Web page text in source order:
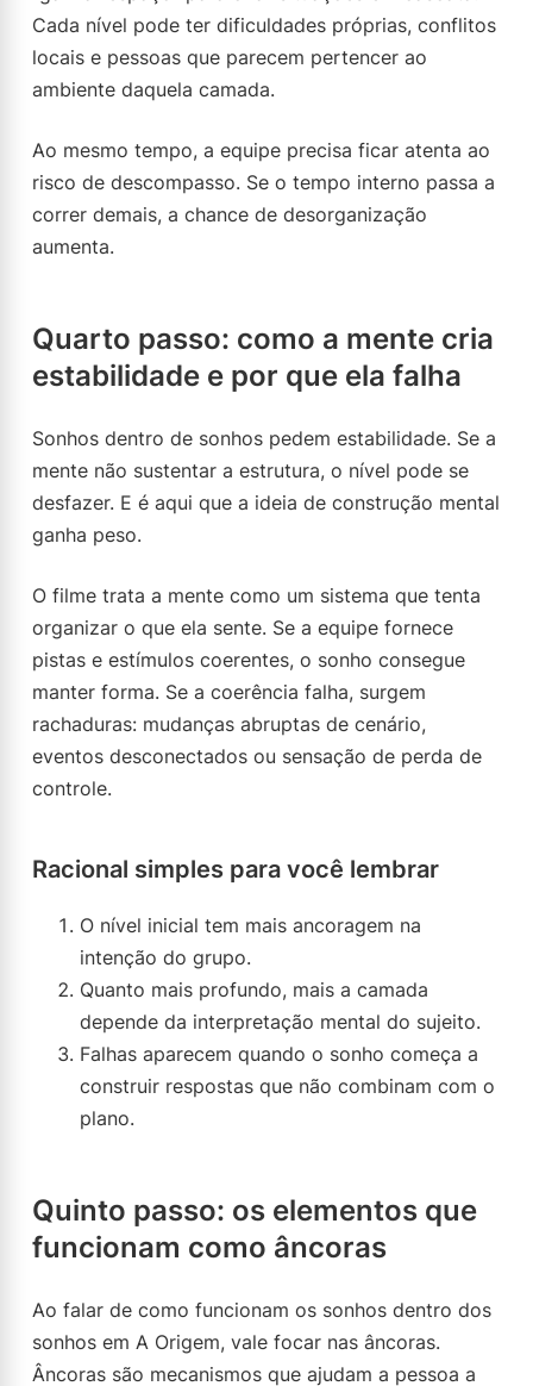
Cada nível pode ter dificuldades próprias, conflitos
locais e pessoas que parecem pertencer ao
ambiente daquela camada.
Ao mesmo tempo, a equipe precisa ficar atenta ao
risco de descompasso. Se o tempo interno passa a
correr demais, a chance de desorganização
aumenta.
Quarto passo: como a mente cria
estabilidade e por que ela falha
Sonhos dentro de sonhos pedem estabilidade. Se a
mente não sustentar a estrutura, o nível pode se
desfazer. E é aqui que a ideia de construção mental
ganha peso.
O filme trata a mente como um sistema que tenta
organizar o que ela sente. Se a equipe fornece
pistas e estímulos coerentes, o sonho consegue
manter forma. Se a coerência falha, surgem
rachaduras: mudanças abruptas de cenário,
eventos desconectados ou sensação de perda de
controle.
Racional simples para você lembrar
O nível inicial tem mais ancoragem na
intenção do grupo.
Quanto mais profundo, mais a camada
depende da interpretação mental do sujeito.
Falhas aparecem quando o sonho começa a
construir respostas que não combinam com o
plano.
Quinto passo: os elementos que
funcionam como âncoras
Ao falar de como funcionam os sonhos dentro dos
sonhos em A Origem, vale focar nas âncoras.
Âncoras são mecanismos que ajudam a pessoa a